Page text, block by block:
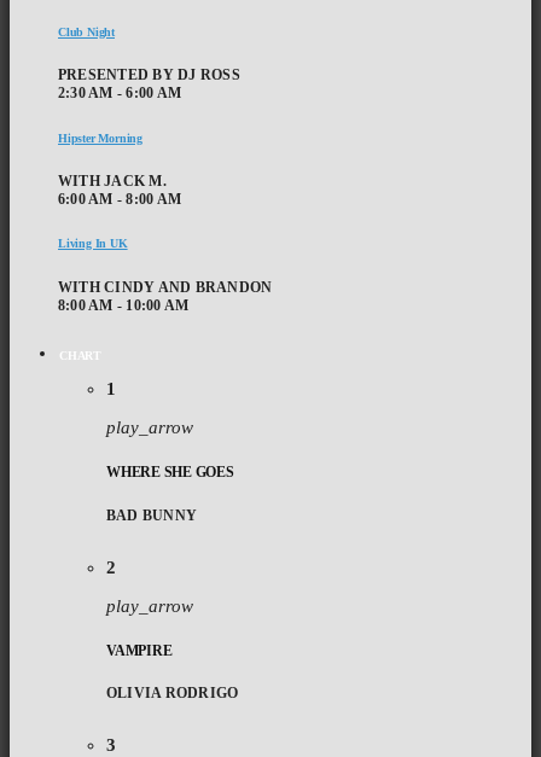
Club Night
PRESENTED BY DJ ROSS
2:30 AM - 6:00 AM
Hipster Morning
WITH JACK M.
6:00 AM - 8:00 AM
Living In UK
WITH CINDY AND BRANDON
8:00 AM - 10:00 AM
CHART
1
play_arrow
WHERE SHE GOES
BAD BUNNY
2
play_arrow
VAMPIRE
OLIVIA RODRIGO
3